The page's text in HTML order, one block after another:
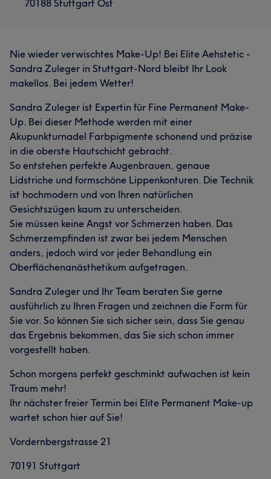
Volumenaufbau an Lippen und Wangen, die
wichtig ist mir dabei, dass jedes Ergebnis individuell
abgestimmt ist und Ihre natürliche Ausstrahlung
unterstreicht. Was mich und meine Arbeit besonders
betrachte nicht nur die sichtbaren Zeichen der
Hautalterung, sondern gehe tiefer – bis in die
körpereigenen Strukturen. Durch gezielte Beratung in
den Bereichen Mikronährstoffe, Ernährung und
Hormonbalance unterstütze ich Sie dabei, Ihre
Schönheit von innen heraus zu stärken und nachhaltig zu
erhalten. Ein besonderes Alleinstellungsmerkmal meiner
Praxis sind die von mir entwickelten „Permanent
Hyalulips“. Dabei handelt es sich um eine innovative
Kombination aus Hyaluron-Unterspritzung und
Permanent Make-up mit dem Ziel, ein besonders
natürliches und harmonisches Lippenbild zu schaffen. Im
durch Permanent Make-up, sodass die natürliche
Grenze zwischen Lippe und Haut optimal betont wird.
Allein durch diese exakte Konturierung entsteht bereits
ein sichtbarer Volumeneffekt – ganz ohne zusätzliches
Hyaluron. Anschließend ergänze ich gezielt nur die
Menge an Hyaluron, die für ein ausgewogenes und
ästhetisches Ergebnis wirklich notwendig ist. Das
Resultat sind Lippen, die nicht „gemacht“ wirken,
sondern frisch, definiert und natürlich erscheinen –
Behandlung der Fall wäre. Mit meiner langjährigen
meinem Anspruch an höchste Qualität begleite ich Sie
70188 Stuttgart Ost
Nie wieder verwischtes Make-Up! Bei Elite Aehstetic -
Sandra Zuleger in Stuttgart-Nord bleibt Ihr Look
makellos. Bei jedem Wetter!
Sandra Zuleger ist Expertin für Fine Permanent Make-
Up. Bei dieser Methode werden mit einer
Akupunkturnadel Farbpigmente schonend und präzise
in die oberste Hautschicht gebracht.
So entstehen perfekte Augenbrauen, genaue
Lidstriche und formschöne Lippenkonturen. Die Technik
ist hochmodern und von Ihren natürlichen
Gesichtszügen kaum zu unterscheiden.
Sie müssen keine Angst vor Schmerzen haben. Das
Schmerzempfinden ist zwar bei jedem Menschen
anders, jedoch wird vor jeder Behandlung ein
Oberflächenanästhetikum aufgetragen.
Sandra Zuleger und Ihr Team beraten Sie gerne
ausführlich zu Ihren Fragen und zeichnen die Form für
Sie vor. So können Sie sich sicher sein, dass Sie genau
das Ergebnis bekommen, das Sie sich schon immer
vorgestellt haben.
Schon morgens perfekt geschminkt aufwachen ist kein
Traum mehr!
Ihr nächster freier Termin bei Elite Permanent Make-up
wartet schon hier auf Sie!
Vordernbergstrasse 21
70191 Stuttgart